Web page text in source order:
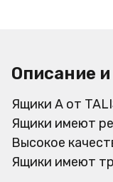
Описание
Ящики A от
Ящики имеют
Высокое
Ящики имеют